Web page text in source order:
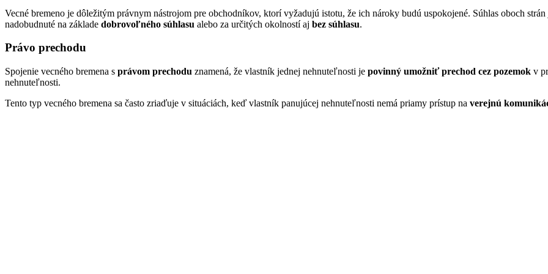
Vecné bremeno je dôležitým právnym nástrojom pre obchodníkov, ktorí vyžadujú istotu, že ich nároky budú uspokojené. Súhlas oboch
nadobudnuté na základe dobrovoľného súhlasu alebo za určitých okolností aj bez súhlasu.
Právo prechodu
Spojenie vecného bremena s právom prechodu znamená, že vlastník jednej nehnuteľnosti je povinný umožniť prechod cez pozemok v
nehnuteľnosti.
Tento typ vecného bremena sa často zriaďuje v situáciách, keď vlastník panujúcej nehnuteľnosti nemá priamy prístup na verejnú